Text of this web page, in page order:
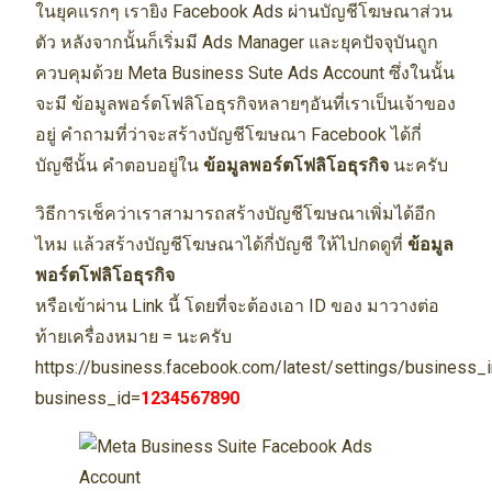
ในยุคแรกๆ เรายิง Facebook Ads ผ่านบัญชีโฆษณาส่วน
ตัว หลังจากนั้นก็เริ่มมี Ads Manager และยุคปัจจุบันถูก
ควบคุมด้วย Meta Business Sute Ads Account ซึ่งในนั้น
จะมี ข้อมูลพอร์ตโฟลิโอธุรกิจหลายๆอันที่เราเป็นเจ้าของ
อยู่ คำถามที่ว่าจะสร้างบัญชีโฆษณา Facebook ได้กี่
บัญชีนั้น คำตอบอยู่ใน ข้อมูลพอร์ตโฟลิโอธุรกิจนะครับ
วิธีการเช็คว่าเราสามารถสร้างบัญชีโฆษณาเพิ่มได้อีก
ไหม แล้วสร้างบัญชีโฆษณาได้กี่บัญชี ให้ไปกดดูที่ ข้อมูล
พอร์ตโฟลิโอธุรกิจ
หรือเข้าผ่าน Link นี้ โดยที่จะต้องเอา ID ของ มาวางต่อ
ท้ายเครื่องหมาย = นะครับ
https://business.facebook.com/latest/settings/
business_id=1234567890